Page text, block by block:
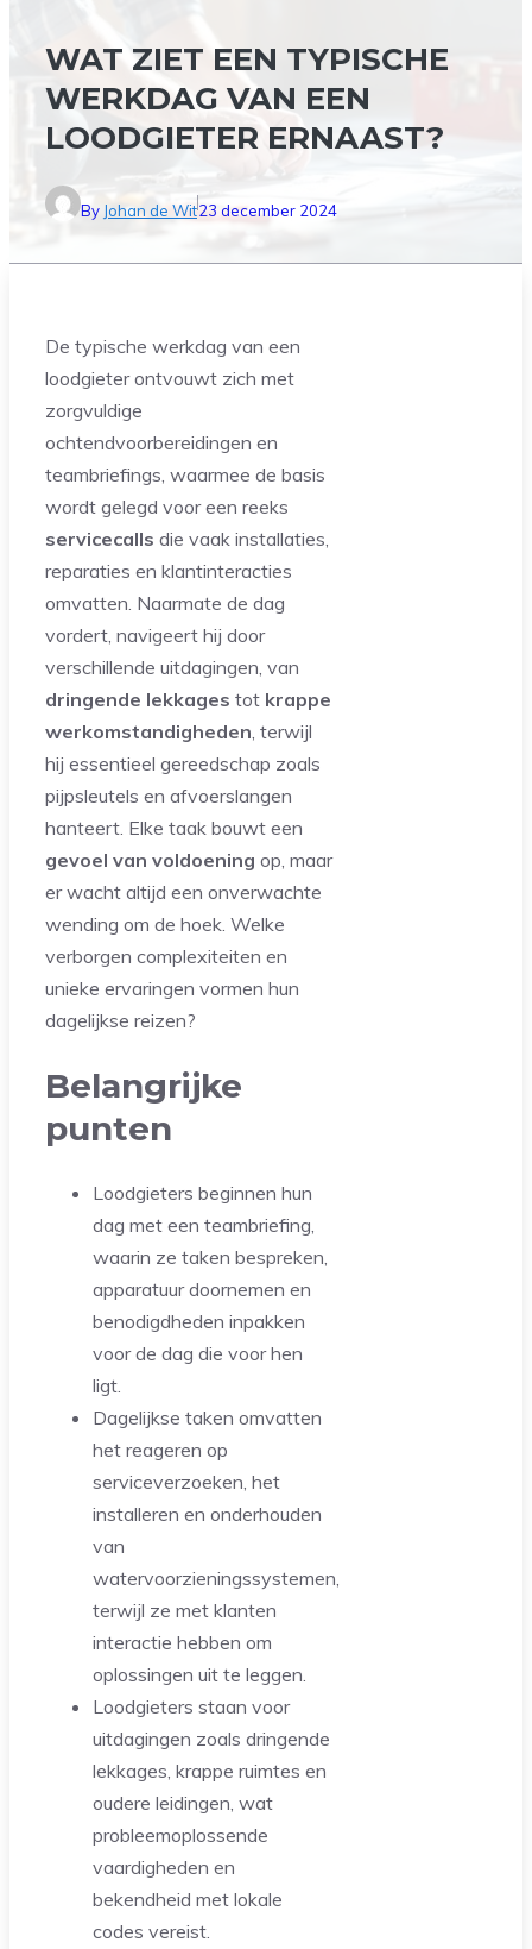
WAT ZIET EEN TYPISCHE
WERKDAG VAN EEN
LOODGIETER ERNAAST?
By Johan de Wit23 december 2024
De typische werkdag van een
loodgieter ontvouwt zich met
zorgvuldige
ochtendvoorbereidingen en
teambriefings, waarmee de basis
wordt gelegd voor een reeks
servicecalls die vaak installaties,
reparaties en klantinteracties
omvatten. Naarmate de dag
vordert, navigeert hij door
verschillende uitdagingen, van
dringende lekkages tot krappe
werkomstandigheden , terwijl
hij essentieel gereedschap zoals
pijpsleutels en afvoerslangen
hanteert. Elke taak bouwt een
gevoel van voldoening op, maar
er wacht altijd een onverwachte
wending om de hoek. Welke
verborgen complexiteiten en
unieke ervaringen vormen hun
dagelijkse reizen?
Belangrijke
punten
Loodgieters beginnen hun
dag met een teambriefing,
waarin ze taken bespreken,
apparatuur doornemen en
benodigdheden inpakken
voor de dag die voor hen
ligt.
Dagelijkse taken omvatten
het reageren op
serviceverzoeken, het
installeren en onderhouden
van
watervoorzieningssystemen,
terwijl ze met klanten
interactie hebben om
oplossingen uit te leggen.
Loodgieters staan voor
uitdagingen zoals dringende
lekkages, krappe ruimtes en
oudere leidingen, wat
probleemoplossende
vaardigheden en
bekendheid met lokale
codes vereist.